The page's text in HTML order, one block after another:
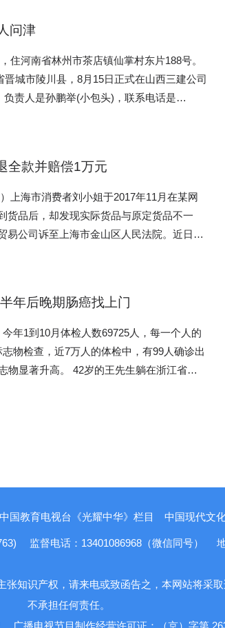
芳回忆道，“但时间一长，我就习惯了‘公开
台后端也可以实时观看入驻商家的直播情
规范操作，如出现地面不干净等情况时，系
“过去点外卖像选盲盒，只能靠评分和评
为实’，这也倒逼外卖商户进行‘后厨直
省杭州市“老乡鸡”的操作区井然有序……
甜头。在吉林省长春市宽城区，主营东北菜
”而“爆单”。 “刚开始，有些顾客不相信
人专门到店里查看，发现后厨跟直播画面一
月均1500单。“后厨干净，食材新鲜，操
量倾斜，包括设立独立频道、增设“后厨直
外卖平台“阳光厨房”，开通了“后厨直播”功
的，还有蜀山区市场监管局的工作人员。
不仅费时费力，也难免出现盲区。如今，
餐饮商户进行线上全天候可视化监督。
巡查上百户餐饮店。发现问题可一键完成智
等8项任务办理，还可以远程督导整改落
使餐饮企业规范经营，还能在食品安全事
内置AI智能分析模块，精准识别7类风险行
管闭环。浙江省宁波市镇海区上线“网络餐饮
查直播掉线、镜头模糊等问题。
并不是什么高科技物质，就是我们常见的薄
课等多家婚恋公司的面试，成为了一名“婚
先要“抛诱饵”，捏造符合客户心意的“虚拟
等信息“筛选客户有没有钱”;接下来，“堵死
平台当成唯一希望，用年龄焦虑、生育焦
了全国多家宝马4S店，对于宝马530L车型
作人员并不避讳，维修人员也坦诚道，更换
做不到。且在调查中了解到，更换新的传动
问题，宝马厂家和各家4S店对此也是心知
金融App礼品卡套路多
小李介绍:“通过网友，知道同程金融App可
然后把礼品卡通过商城回收卖了，填写自己
人费解的是，同程金融App为什么不直接贷
融“消化”了。仅在一家投诉平台上，关于同
随后，福建省消协就联系相关人员来到了樟
2000元罚款，消费者还无法向生产者索赔。
建省人大委托开始起草《福建省保护消费者
他的眼神怪怪的。布置好房间，打开窗户准
的窗户全用红砖水泥封死了，没留一点缝
也不害怕。”联想到被封死的窗户、特别便
订单，客户开价是平常安装费用的两倍。
到客厅中央摆着一张桌子，上面放着骨灰
挂着洁白的窗帘，中间挂有大白花，看上
灰房”，平时一般都空着，清明期间才有人
费和物业费，门口贴了很多张缴费单”。 记
楼，这样装饰的房间就有10多套。 近年
”，有的小区一个楼栋存在多个“骨灰房”，或
同，“骨灰房”的选择也有所不同，一些人购
眼盖住等。“我现在有些犹豫，这么干同楼层
、二线大城市，而大城市存在着墓地价格
近墓地的价格后，北京市朝阳区的赵女士不
为典型特征等等；
还有青海玉，俄料，韩料，巴西料等等，
产出的玉石地域特征也比较明显，以新疆和
界普遍认为其它产区产出的玉石从质地到润
价格上各地产出的和田玉价格差别很大，这
疆和田玉来提高卖价，所以和田玉的产地很
只说是和田玉，不说明产地的商家就有非
吁诚信经营，和田玉直播间一定要清楚的告
，以免误导消费，给消费者造成损失。 记
况，外包装盒上印刷名称为“新疆玉石珠
若揭，无异于挂羊头卖狗肉。消费者需要的
播兴起，在发展的
应该成为行业“潜规则”被某些不法商家利
割谁的韭菜。 一、消费者，消费
家需要建立监管、投诉机制，一旦消费者被
的保
就应该得到严惩。 真心希望所有网
个拿起法律武器维护自身权益的通道，不能
城乡规划局对该项目处罚时，认定该项目违
。因此，公司积极配合郑州市城乡规划局，
，但多次申请补办手续，郑州市规划局不但
而仍然采用同样手段。再次以建设手续不
停水停电的主要原因是未
时，被停电停水无法经营，为尽快使项目
州市主要领导的重视。2018年1月16日，
①依法完善土地手续;②协调恢复供水供电;③
营运转。2018年4月8日，时任常务副市长王
现在超过时效。郑州市规划局长达五年时间
水停电，目的是企图将企业置于死地。 河
浙江省工作，担任过浙江金华市长、丽水市
山西省工作。他曾担任山西省委书记，对招
，对此，已经投资超过18亿的国美食品加
直接经济损失高达20亿，有的员工已经家破
配合服从政府安排。但无论怎样不能让这
流经济的需要，能增加国家税收和繁荣当地
企业供水供电。②在有关部门的监督下使项
理。我们觉得太慢就退了这个菜，说再点一
，就问服务员什么菜上的快。谁知服务员还
我们又问，烤羊肉串快吗？服务还是冷冰冰
管理教育。作为服务行业首先注重:素质，
下，影响了企业的形象，也有损安阳的形
问津
住河南省林州市茶店镇仙掌村东片188号。
城市陵川县，8月15日正式在山西三建公司
责人是孙鹏举(小包头)，联系电话是
午三点多，我照常在工地上干活，我在切
到晋城市骨伤专科医院治疗，经医生检查后
，随后，孙鹏举给医院交了2000元押金，并
了手术，下午7点40多分孙鹏举把我送回病
没有见过孙鹏举。住院期间也没有给我安
手续。随后，我给孙鹏举打电话，孙鹏举说
敬礼 郝玉周 2019年8月
全款并赔偿1万元
上海市消费者刘小姐于2017年11月在某网
货品后，却发现实际货品与原定货品不一
易公司诉至上海市金山区人民法院。近日，
同纠纷案，判令该公司返还货款5.1万元并支
为“二手99新Chopard萧邦石英女士手表石
瑰金，表径29，二手全套店铺质保一年支持
面图片显示钢印号为1792289，网店标价为
成交。2017年11月11日至17日，刘小姐通
钻数量、大小、钢印号码都不同，与原先协
手表差异、商家应否接受退货等，进行了多
经撤诉，又诉至金山区人民法院。 金山
手表，被告交付的标的物钢印号与约定不
；原告收货后明确表示异议并要求退回，被
受，不能为了达成交易“强买强卖”；本案被告
年后晚期肠癌找上门
年1到10月体检人数69725人，每一个人的
物检查，近7万人的体检中，有99人确诊出
的王先生躺在浙江省人
下来的一系列手术、放化疗阶段忧心忡
各大医院
体检中的肿瘤标志物这件事，它和肿瘤到底
视觉中国 1 肿瘤标志
，除了肺部有些结节需要进一步检查外，同
中国教育电视台《光耀中华》栏目 中国现代文
监督电话：13401086968（微信同号）
知识产权，请来电或致函告之，本网站将采
不承担任何责任。
广播电视节目制作经营许可证：（京）字第